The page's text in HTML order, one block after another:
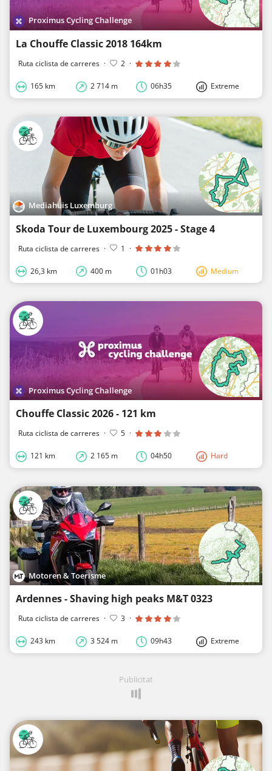
Proximus Cycling Challenge
La Chouffe Classic 2018 164km
Ruta ciclista de carreres · 2 ·
165 km 2 714 m 06h35 Extreme
Mediahuis Luxemburg
Skoda Tour de Luxembourg 2025 - Stage 4
Ruta ciclista de carreres · 1 ·
26,3 km 400 m 01h03 Medium
Proximus Cycling Challenge
Chouffe Classic 2026 - 121 km
Ruta ciclista de carreres · 5 ·
121 km 2 165 m 04h50 Hard
Motoren & Toerisme
Ardennes - Shaving high peaks M&T 0323
Ruta ciclista de carreres · 3 ·
243 km 3 524 m 09h43 Extreme
Publicitat